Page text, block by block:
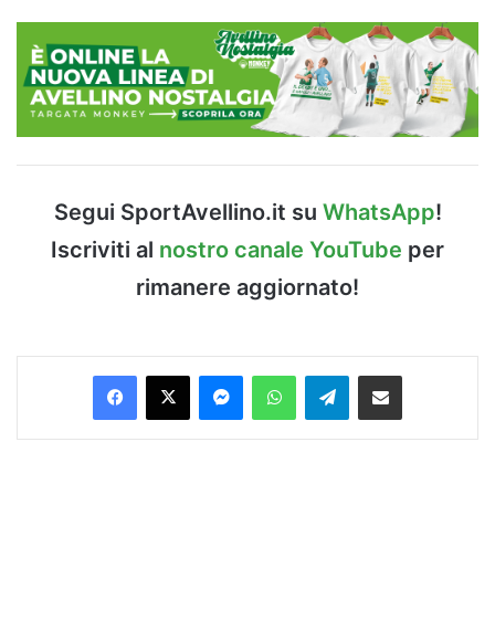
Segui SportAvellino.it su WhatsApp!
Iscriviti al nostro canale YouTube per
rimanere aggiornato!
Facebook
X MessengerWhatsAppTelegramCondividi via Email